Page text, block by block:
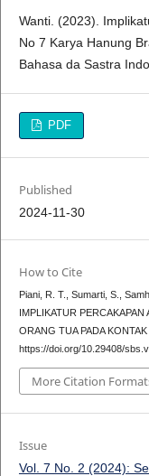
Wanti. (2023).
No 7 Karya Hanung
Bahasa da Sastra
PDF
Published
2024-11-30
How to Cite
Piani, R. T., Sumarti, S.,
IMPLIKATUR
ORANG TUA PADA
https://doi.org/10.29408/
More Citation
Issue
Vol. 7 No. 2 (2024):